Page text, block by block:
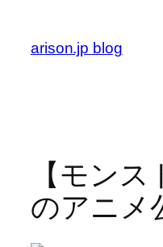
arison.jp blog
【モン
のアニメ